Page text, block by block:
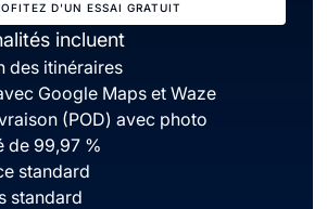
D'UN ESSAI GRATUIT
incluent
des itinéraires
Google Maps et Waze
(POD) avec photo
de 99,97 %
standard
standard